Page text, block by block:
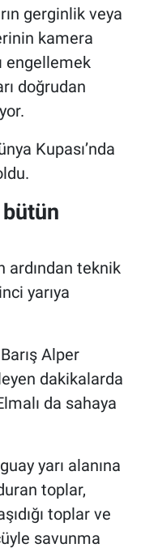
gerginlik veya
kamera
engellemek
doğrudan
Kupası’nda
ardından teknik
yarıya
Alper
dakikalarda
da sahaya
yarı alanına
toplar,
toplar ve
savunma